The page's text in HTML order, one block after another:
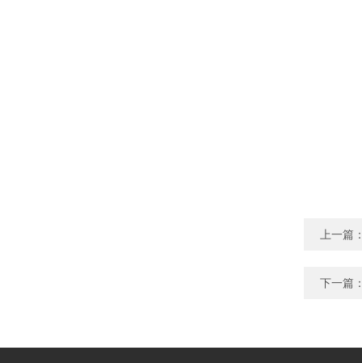
上一篇
下一篇